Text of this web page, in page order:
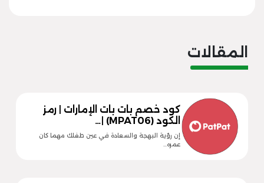
المقالات
كود خصم بات بات الإمارات | رمز
الكود (MPAT06) |…
إن رؤية البهجة والسعادة في عين طفلك مهما كان
عمره…